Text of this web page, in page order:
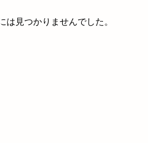
は見つかりませんでした。